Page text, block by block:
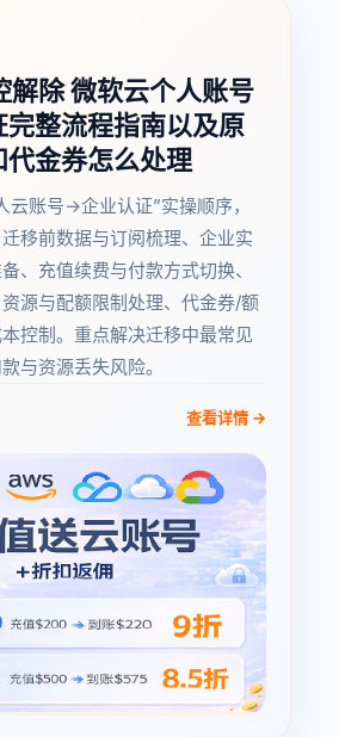
除 微软云个人账号
完整流程指南以及原
代金券怎么处理
云账号→企业认证”实操顺序，
移前数据与订阅梳理、企业实
、充值续费与付款方式切换、
源与配额限制处理、代金券/额
控制。重点解决迁移中最常见
与资源丢失风险。
查看详情 →